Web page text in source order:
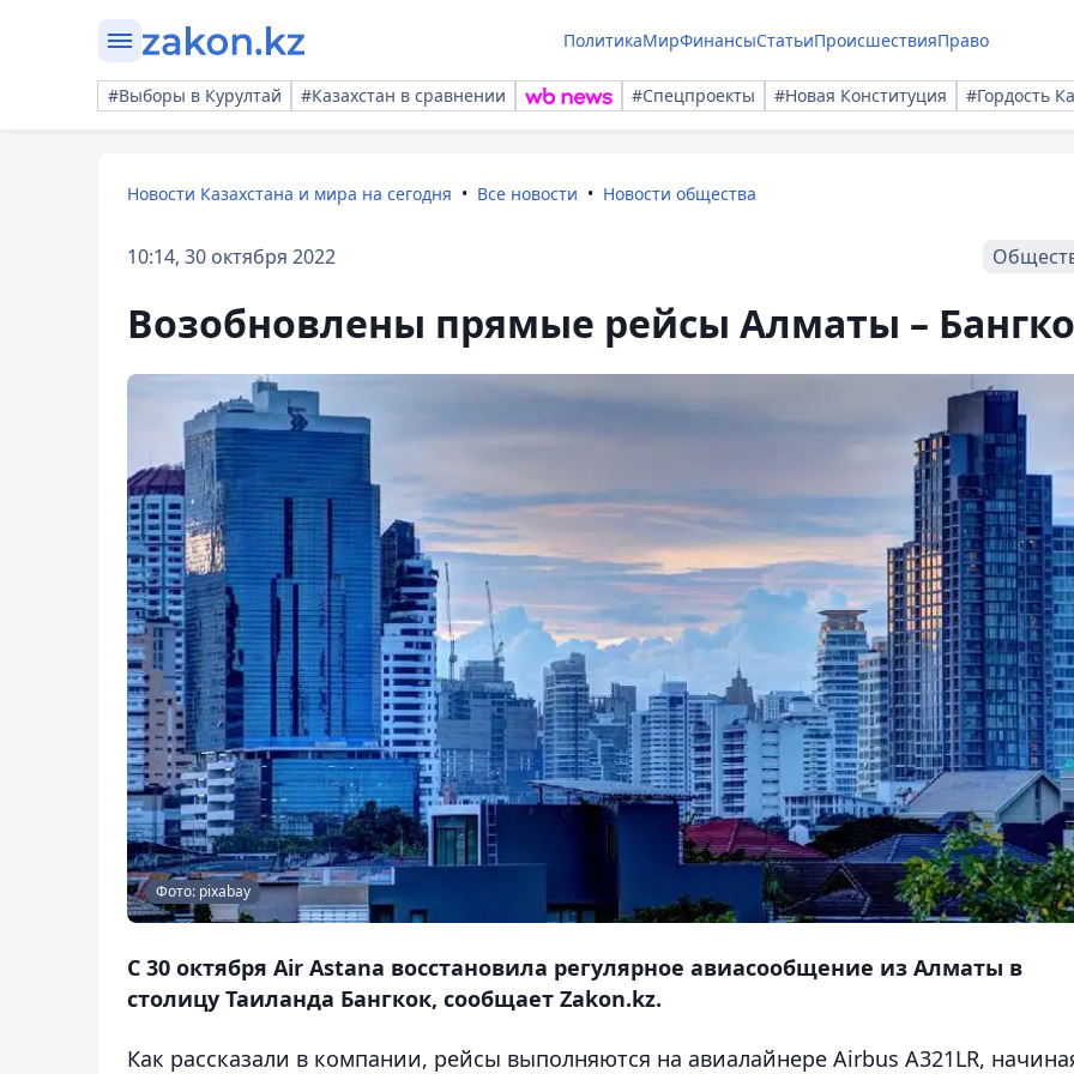
ПолитикаМирФинансыСтатьиПроисшествияПраво
#Выборы в Курултай #Казахстан в сравнении #Спецпроекты #Новая Конституция #Гордость
Новости Казахстана и мира на сегодня Все новости Новости общества
10:14, 30 октября 2022
Возобновлены прямые рейсы Алматы –
Фото: pixabay
С 30 октября Air Astana восстановила регулярное авиасообщение из Алматы в
столицу Таиланда Бангкок, сообщает Zakon.kz.
Как рассказали в компании, рейсы выполняются на авиалайнере Airbus A321LR,